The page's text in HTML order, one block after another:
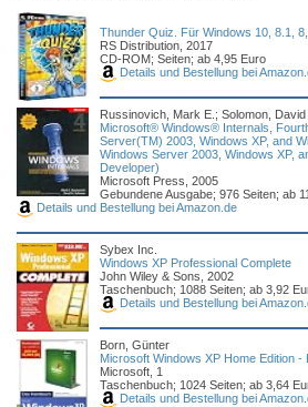
Thunder Quiz. Für Windows 10, 8.1,
RS Distribution, 2017
CD-ROM; Seiten; ab 4,95 Euro
Details und Bestellung bei
Russinovich, Mark E.; Solomon, David
Microsoft® Windows® Internals,
Server(TM) 2003, Windows XP, and
Windows Server 2003, Windows XP,
Developer)
Microsoft Press, 2005
Gebundene Ausgabe; 976 Seiten; ab
Details und Bestellung bei Amazon.de
Sybex Inc.
Windows XP Professional Complete
John Wiley & Sons, 2002
Taschenbuch; 1088 Seiten; ab 3,92
Details und Bestellung bei
Born, Günter
Microsoft Windows XP Home Edition -
Microsoft, 1
Taschenbuch; 1024 Seiten; ab 3,64
Details und Bestellung bei